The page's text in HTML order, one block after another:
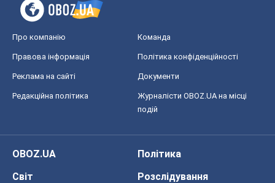
Про компанію Команда
Правова інформація Політика конфіденційності
Реклама на сайті Документи
Редакційна політика
Журналісти OBOZ.UA на місці
подій
OBOZ.UA
Політика
Світ
Розслідування